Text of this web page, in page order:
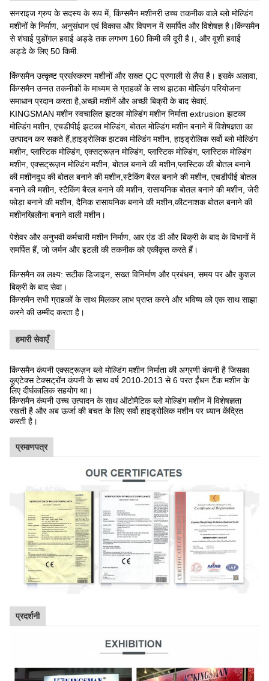
सनराइज ग्रुप के सदस्य के रूप में, किंग्समैन मशीनरी उच्च तकनीक वाले ब्लो मोल्डिंग
मशीनों के निर्माण, अनुसंधान एवं विकास और विपणन में समर्पित और विशेषज्ञ है।किंग्समैन
से शंघाई पुडोंगल हवाई अड्डे तक लगभग 160 किमी की दूरी है।, और वूशी हवाई
अड्डे के लिए 50 किमी.
किंग्समैन उत्कृष्ट प्रसंस्करण मशीनों और सख्त QC प्रणाली से लैस है। इसके अलावा,
किंग्समैन उन्नत तकनीकों के माध्यम से ग्राहकों के साथ झटका मोल्डिंग परियोजना
समाधान प्रदान करता है,अच्छी मशीनें और अच्छी बिक्री के बाद सेवाएं.
KINGSMAN मशीन स्वचालित झटका मोल्डिंग मशीन निर्माता extrusion झटका
मोल्डिंग मशीन, एचडीपीई झटका मोल्डिंग, बोतल मोल्डिंग मशीन बनाने में विशेषज्ञता का
उत्पादन कर सकते हैं,हाइड्रोलिक झटका मोल्डिंग मशीन, हाइड्रोलिक सर्वो ब्लो मोल्डिंग
मशीन, प्लास्टिक मोल्डिंग, एक्सट्रूज़न मोल्डिंग, प्लास्टिक मोल्डिंग, प्लास्टिक मोल्डिंग
मशीन, एक्सट्रूज़न मोल्डिंग मशीन, बोतल बनाने की मशीन,प्लास्टिक की बोतल बनाने
की मशीनदूध की बोतल बनाने की मशीन,स्टैकिंग बैरल बनाने की मशीन, एचडीपीई बोतल
बनाने की मशीन, स्टैकिंग बैरल बनाने की मशीन, रासायनिक बोतल बनाने की मशीन, जेरी
फोड़ा बनाने की मशीन, दैनिक रासायनिक बनाने की मशीन,कीटनाशक बोतल बनाने की
मशीनखिलौना बनाने वाली मशीन।
पेशेवर और अनुभवी कर्मचारी मशीन निर्माण, आर एंड डी और बिक्री के बाद के विभागों में
समर्पित हैं, जो जर्मन और इटली की तकनीक को एकीकृत करते हैं।
किंग्समैन का लक्ष्य: सटीक डिजाइन, सख्त विनिर्माण और प्रबंधन, समय पर और कुशल
बिक्री के बाद सेवा।
किंग्समैन सभी ग्राहकों के साथ मिलकर लाभ प्राप्त करने और भविष्य को एक साथ साझा
करने की उम्मीद करता है।
हमारी सेवाएँ
किंग्समैन कंपनी एक्सट्रूज़न ब्लो मोल्डिंग मशीन निर्माता की अग्रणी कंपनी है जिसका
कुएटेक्स टेक्सट्रॉन कंपनी के साथ वर्ष 2010-2013 से 6 परत ईंधन टैंक मशीन के
लिए दीर्घकालिक सहयोग था।
किंग्समैन कंपनी उच्च उत्पादन के साथ ऑटोमैटिक ब्लो मोल्डिंग मशीन में विशेषज्ञता
रखती है और अब ऊर्जा की बचत के लिए सर्वो हाइड्रोलिक मशीन पर ध्यान केंद्रित
करती है।
प्रमाणपत्र
प्रदर्शनी